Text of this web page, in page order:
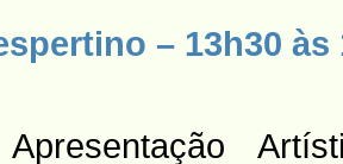
– 13h30 às